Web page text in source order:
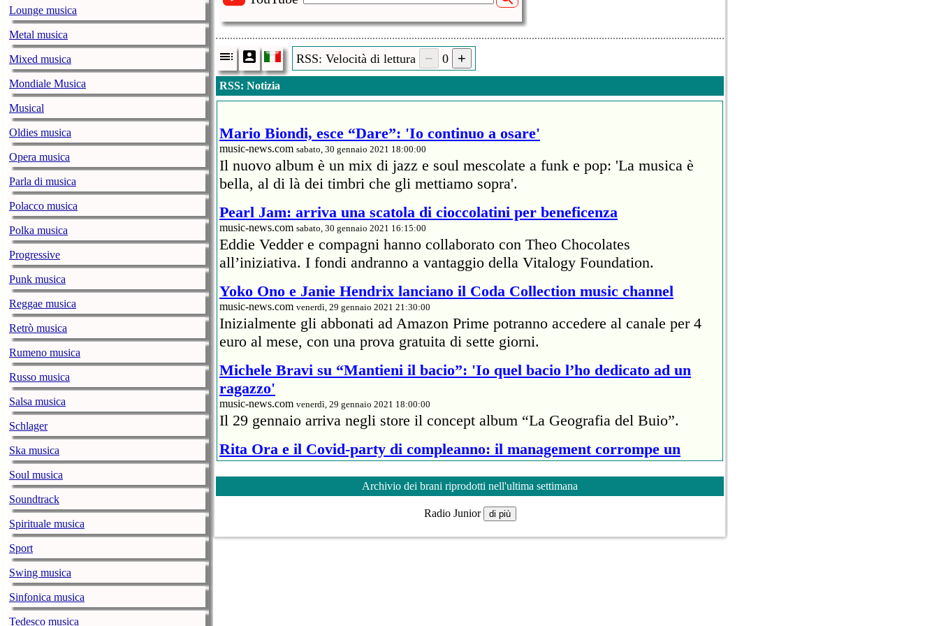
Lounge musica
Metal musica
Mixed musica
Mondiale Musica
Musical
Oldies musica
Opera musica
Parla di musica
Polacco musica
Polka musica
Progressive
Punk musica
Reggae musica
Retrò musica
Rumeno musica
Russo musica
Salsa musica
Schlager
Ska musica
Soul musica
Soundtrack
Spirituale musica
Sport
Swing musica
Sinfonica musica
Tedesco musica
RSS: Velocità di lettura 0
RSS: Notizia
Mario Biondi, esce “Dare”: 'Io continuo a osare'
music-news.com sabato, 30 gennaio 2021 18:00:00
Il nuovo album è un mix di jazz e soul mescolate a funk e pop: 'La musica è
bella, al di là dei timbri che gli mettiamo sopra'.
Pearl Jam: arriva una scatola di cioccolatini per beneficenza
music-news.com sabato, 30 gennaio 2021 16:15:00
Eddie Vedder e compagni hanno collaborato con Theo Chocolates
all’iniziativa. I fondi andranno a vantaggio della Vitalogy Foundation.
Yoko Ono e Janie Hendrix lanciano il Coda Collection music channel
music-news.com venerdì, 29 gennaio 2021 21:30:00
Inizialmente gli abbonati ad Amazon Prime potranno accedere al canale per 4
euro al mese, con una prova gratuita di sette giorni.
Michele Bravi su “Mantieni il bacio”: 'Io quel bacio l’ho dedicato ad un
ragazzo'
music-news.com venerdì, 29 gennaio 2021 18:00:00
Il 29 gennaio arriva negli store il concept album “La Geografia del Buio”.
Rita Ora e il Covid-party di compleanno: il management corrompe un
ristoratore
venerdì, 29 gennaio 2021 18:00:00
Un rappresentante della cantante britannica ha passato 7mila dollari (circa
6mila euro) al proprietario di un ristorante per infrangere il protocollo anti
Covid.
Archivio dei brani riprodotti nell'ultima settimana
Radio Junior di più